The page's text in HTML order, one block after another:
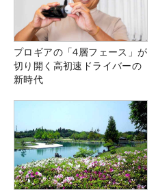
プロギアの「4層フェース」が
切り開く高初速ドライバーの
新時代